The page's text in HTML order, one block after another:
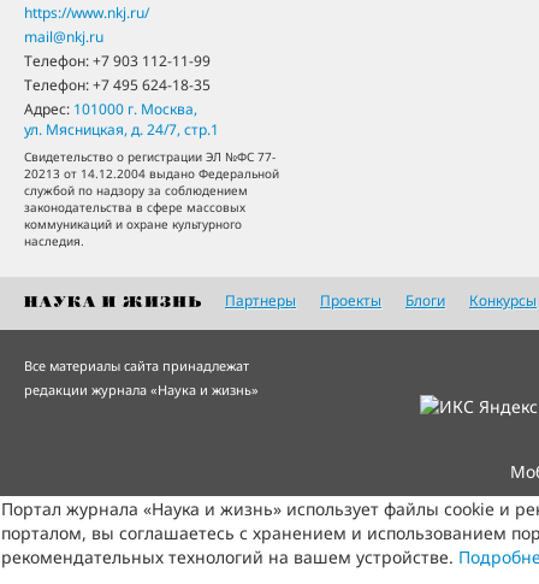
https://www.nkj.ru/
mail@nkj.ru
Телефон:+7 903 112-11-99
Телефон:+7 495 624-18-35
Адрес: 101000 г. Москва,
ул. Мясницкая, д. 24/7, стр.1
Свидетельство о регистрации ЭЛ №ФС 77-
20213 от 14.12.2004 выдано Федеральной
службой по надзору за соблюдением
законодательства в сфере массовых
коммуникаций и охране культурного
наследия.
Партнеры Проекты Блоги Конкурсы
Все материалы сайта принадлежат
редакции журнала «Наука и жизнь»
Портал журнала «Наука и жизнь» использует файлы cookie и
порталом, вы соглашаетесь с хранением и использованием
рекомендательных технологий на вашем устройстве.